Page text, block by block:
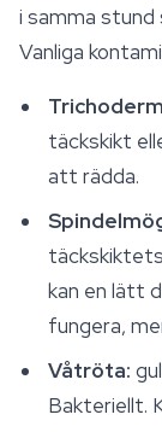
i samma
Vanliga
täckskikt
att rädda.
kan en lätt
fungera,
Våtröta:
Bakteriellt.